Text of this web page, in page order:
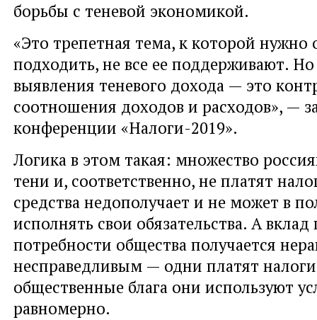
борьбы с теневой экономикой.
«Это трепетная тема, к которой нужно
подходить, не все ее поддерживают.
выявления теневого дохода — это
соотношения доходов и расходов», —
конференции «Налоги-2019».
Логика в этом такая: множество
тени и, соответственно, не платят
средства недополучает и не может в
исполнять свои обязательства. А
потребности общества получается
несправедливым — одни платят
общественные блага они используют
равномерно.